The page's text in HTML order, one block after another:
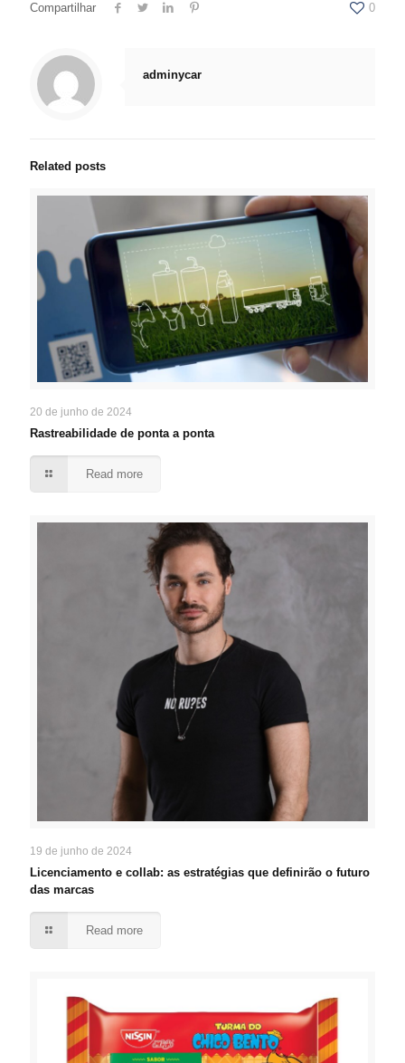
Compartilhar 0
adminycar
Related posts
20 de junho de 2024
Rastreabilidade de ponta a ponta
Read more
19 de junho de 2024
Licenciamento e collab: as estratégias que definirão o futuro
das marcas
Read more